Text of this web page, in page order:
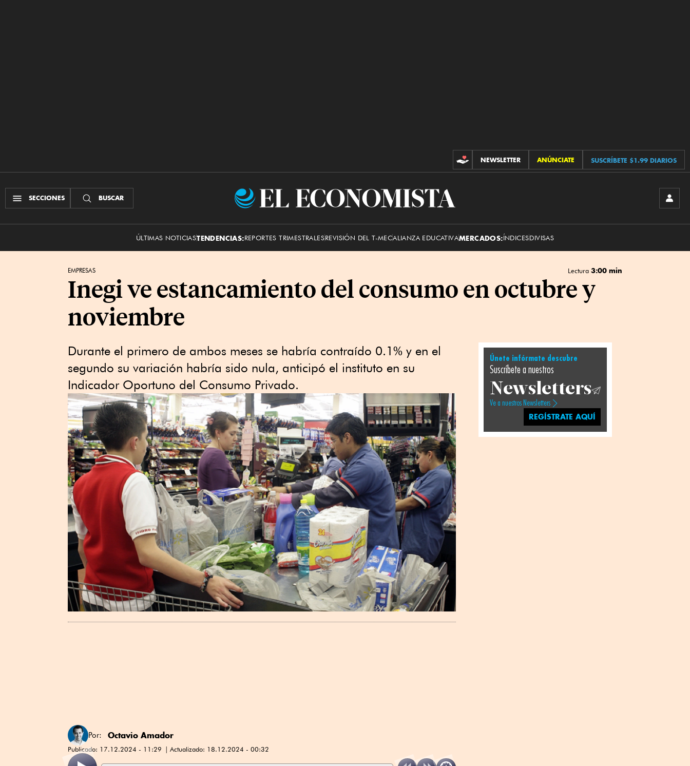
CONTRIBUCIONES
NEWSLETTER ANÚNCIATE SUSCRÍBETE $1.99 DIARIOS
SECCIONES BUSCAR
El
ÚLTIMAS NOTICIASTENDENCIAS:REPORTES TRIMESTRALESREVISIÓN DEL T-MECALIANZA EDUCATIVAMERCADOS:ÍNDICESDIVISAS
EMPRESAS Lectura 3:00 min
Inegi ve estancamiento del consumo en octubre y
noviembre
Durante el primero de ambos meses se habría contraído 0.1% y en el
segundo su variación habría sido nula, anticipó el instituto en su
Indicador Oportuno del Consumo Privado.
Por: Octavio Amador
Publicado: 17.12.2024 - 11:29 Actualizado: 18.12.2024 - 00:32
Únete infórmate descubre
Suscríbete a nuestros
Newsletters
Ve a nuestros Newsletters
REGÍSTRATE AQUÍ